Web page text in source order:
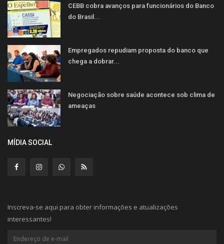
CEBB cobra avanços para funcionários do Banco
do Brasil...
Empregados repudiam proposta do banco que
chega a dobrar...
Negociação sobre saúde acontece sob clima de
ameaças
MÍDIA SOCIAL
Inscreva-se aqui para obter informações e atualizações
interessantes!